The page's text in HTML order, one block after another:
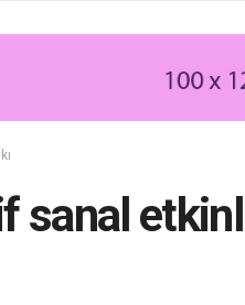
sanal